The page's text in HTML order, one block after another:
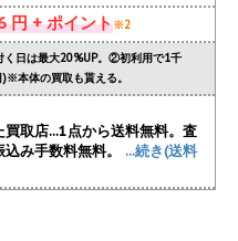
円 + ポイント※2
日は最大20%UP。②初利用で1千
本体の買取も貰える。
取店...1点から送料無料。査
み手数料無料。
...続き(送料